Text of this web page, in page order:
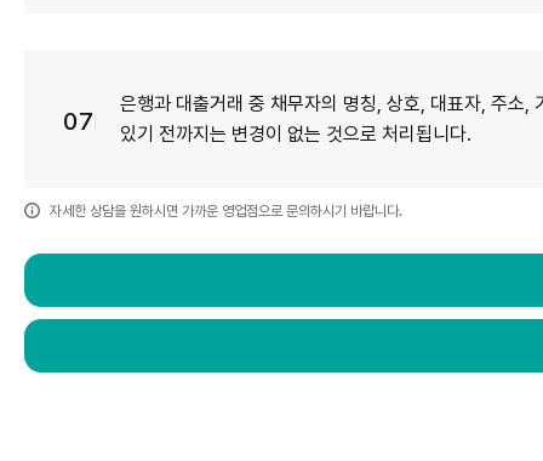
07
은행과 대출거래 중 채무자의 명칭, 상호, 대표자, 주소
있기 전까지는 변경이 없는 것으로 처리됩니다.
자세한 상담을 원하시면 가까운 영업점으로 문의하시기 바랍니다.